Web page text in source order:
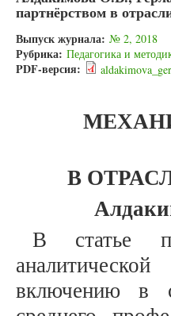
партнёрством в
Выпуск журнала: № 2, 2018
Рубрика: Педагогика и
PDF-версия:
В
В статье
включению в